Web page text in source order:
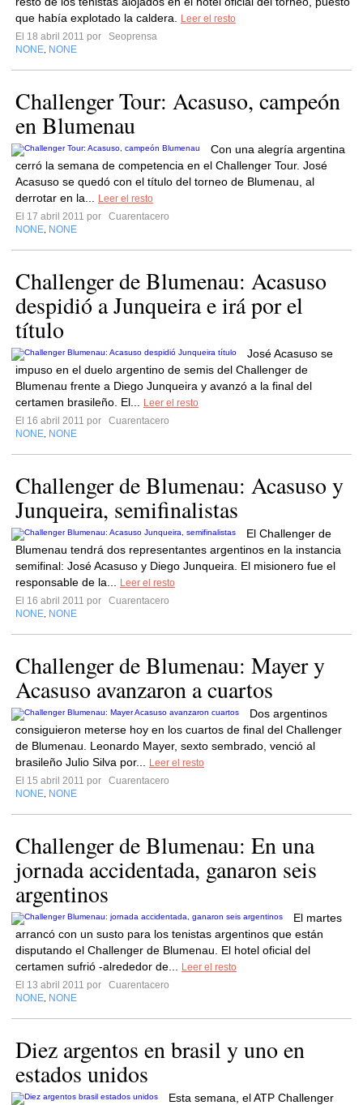
que había explotado la caldera.
Leer el resto
El 18 abril 2011 por
Seoprensa
NONE NONE
Challenger Tour: Acasuso, campeón
en Blumenau
Con una alegría argentina
cerró la semana de competencia en el Challenger Tour. José
Acasuso se quedó con el título del torneo de Blumenau, al
derrotar en la...
Leer el resto
El 17 abril 2011 por
Cuarentacero
NONE NONE
Challenger de Blumenau: Acasuso
despidió a Junqueira e irá por el
título
José Acasuso se
impuso en el duelo argentino de semis del Challenger de
Blumenau frente a Diego Junqueira y avanzó a la final del
certamen brasileño. El...
Leer el resto
El 16 abril 2011 por
Cuarentacero
NONE NONE
Challenger de Blumenau: Acasuso y
Junqueira, semifinalistas
El Challenger de
Blumenau tendrá dos representantes argentinos en la instancia
semifinal: José Acasuso y Diego Junqueira. El misionero fue el
responsable de la...
Leer el resto
El 16 abril 2011 por
Cuarentacero
NONE NONE
Challenger de Blumenau: Mayer y
Acasuso avanzaron a cuartos
Dos argentinos
consiguieron meterse hoy en los cuartos de final del Challenger
de Blumenau. Leonardo Mayer, sexto sembrado, venció al
brasileño Julio Silva por...
Leer el resto
El 15 abril 2011 por
Cuarentacero
NONE NONE
Challenger de Blumenau: En una
jornada accidentada, ganaron seis
argentinos
El martes
arrancó con un susto para los tenistas argentinos que están
disputando el Challenger de Blumenau. El hotel oficial del
certamen sufrió -alrededor de...
Leer el resto
El 13 abril 2011 por
Cuarentacero
NONE NONE
Diez argentos en brasil y uno en
estados unidos
Esta semana, el ATP Challenger